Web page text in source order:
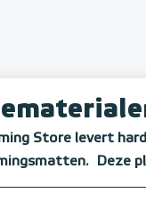
Store levert
Deze